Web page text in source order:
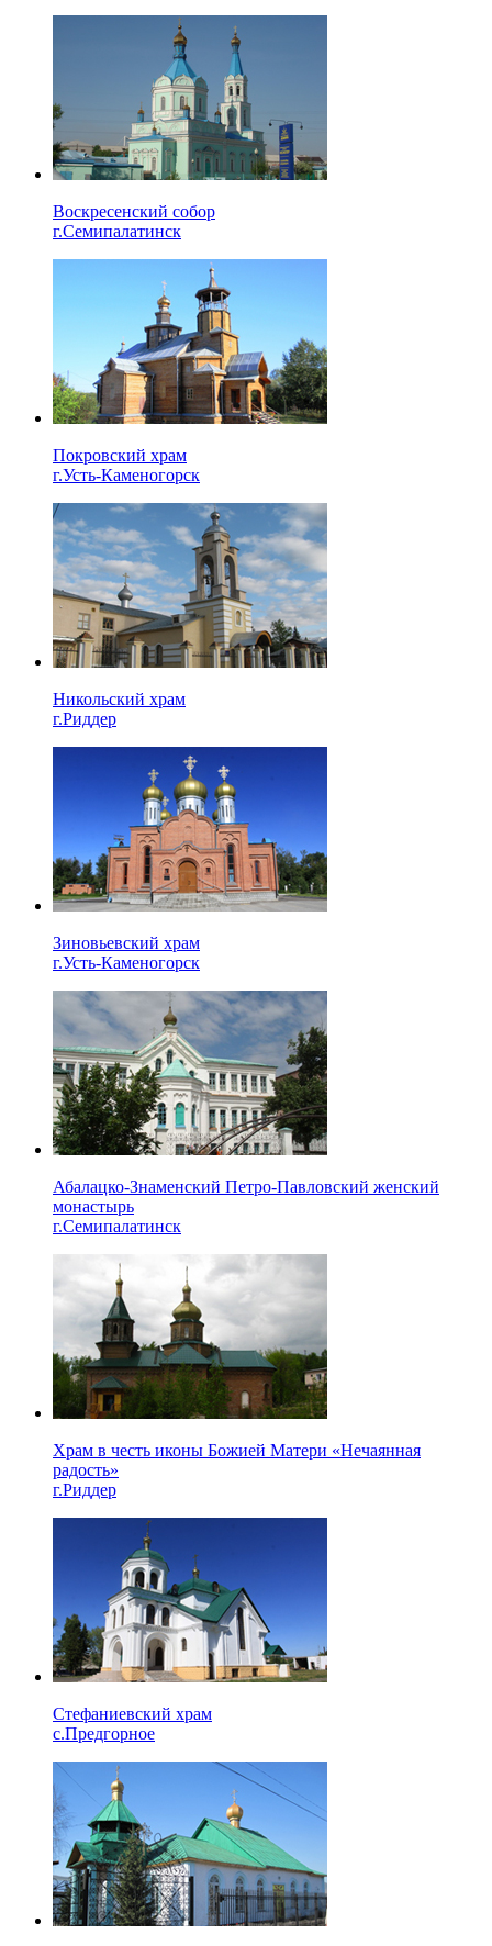
Воскресенский собор
г.Семипалатинск
Покровский храм
г.Усть-Каменогорск
Никольский храм
г.Риддер
Зиновьевский храм
г.Усть-Каменогорск
Абалацко-Знаменский Петро-Павловский женский
монастырь
г.Семипалатинск
Храм в честь иконы Божией Матери «Нечаянная
радость»
г.Риддер
Стефаниевский храм
с.Предгорное